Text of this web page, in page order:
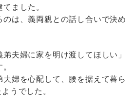
ました。
は、義両親との話し合いで決め
夫婦に家を明け渡してほしい」
婦を心配して、腰を据えて暮ら
うでした。